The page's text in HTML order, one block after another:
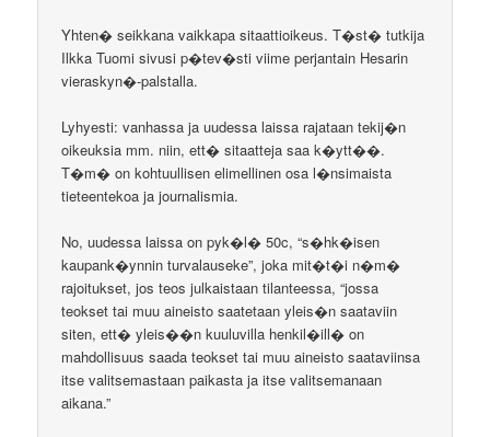
Yhten� seikkana vaikkapa sitaattioikeus. T�st� tutkija
Ilkka Tuomi sivusi p�tev�sti viime perjantain Hesarin
vieraskyn�-palstalla.
Lyhyesti: vanhassa ja uudessa laissa rajataan tekij�n
oikeuksia mm. niin, ett� sitaatteja saa k�ytt��.
T�m� on kohtuullisen elimellinen osa l�nsimaista
tieteentekoa ja journalismia.
No, uudessa laissa on pyk�l� 50c, “s�hk�isen
kaupank�ynnin turvalauseke”, joka mit�t�i n�m�
rajoitukset, jos teos julkaistaan tilanteessa, “jossa
teokset tai muu aineisto saatetaan yleis�n saataviin
siten, ett� yleis��n kuuluvilla henkil�ill� on
mahdollisuus saada teokset tai muu aineisto saataviinsa
itse valitsemastaan paikasta ja itse valitsemanaan
aikana.”